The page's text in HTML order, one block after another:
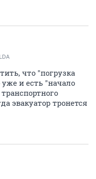
что "погрузка
и есть "начало
эвакуатор тронется